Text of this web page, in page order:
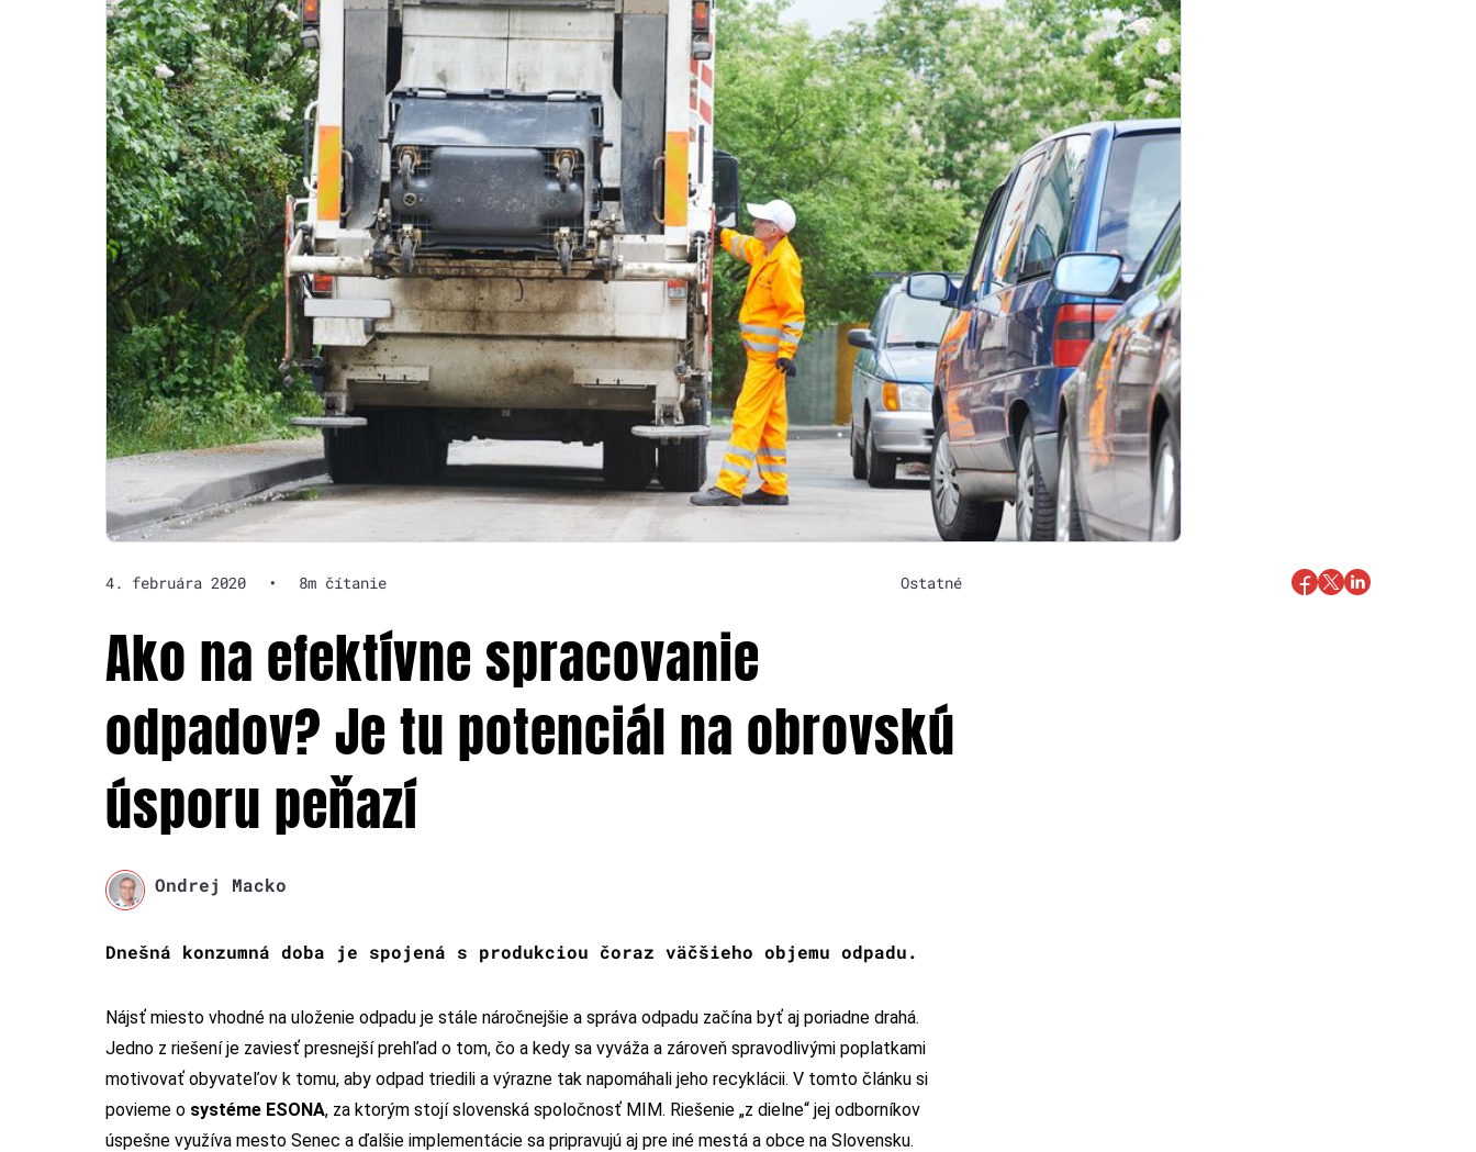
4. februára 2020 • 8m čítanie Ostatné
Ako na efektívne spracovanie
odpadov? Je tu potenciál na obrovskú
úsporu peňazí
Ondrej Macko
Dnešná konzumná doba je spojená s produkciou čoraz väčšieho objemu odpadu.
Nájsť miesto vhodné na uloženie odpadu je stále náročnejšie a správa odpadu začína byť aj poriadne drahá.
Jedno z riešení je zaviesť presnejší prehľad o tom, čo a kedy sa vyváža a zároveň spravodlivými poplatkami
motivovať obyvateľov k tomu, aby odpad triedili a výrazne tak napomáhali jeho recyklácii. V tomto článku si
povieme o systéme ESONA, za ktorým stojí slovenská spoločnosť MIM. Riešenie „z dielne“ jej odborníkov
úspešne využíva mesto Senec a ďalšie implementácie sa pripravujú aj pre iné mestá a obce na Slovensku.